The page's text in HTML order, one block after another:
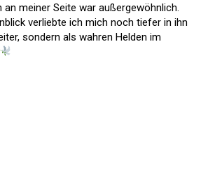
an meiner Seite war außergewöhnlich.
verliebte ich mich noch tiefer in ihn
sondern als wahren Helden im